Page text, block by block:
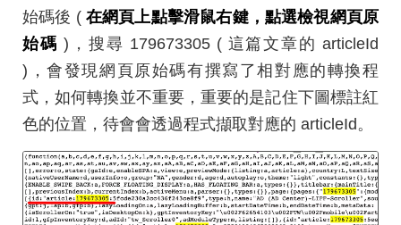
始碼後 ( 在網頁上點擊滑鼠右鍵，點選檢視網頁原
始碼 )，搜尋 179673305 ( 這篇文章的 articleId
)，會發現網頁原始碼有撰寫了相對應的轉換程
式，如何轉換並不重要，重要的是記住下圖標註紅
色的位置，待會會透過程式擷取對應的 articleId。